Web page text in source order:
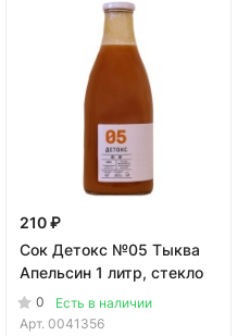
210 ₽
Сок Детокс №05 Тыква
Апельсин 1 литр, стекло
0
Есть в наличии
Арт. 0041356